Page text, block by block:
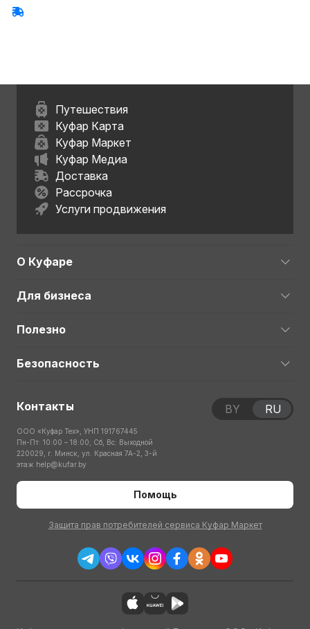
Путешествия
Куфар Карта
Куфар Маркет
Куфар Медиа
Доставка
Рассрочка
Услуги продвижения
О Куфаре
Для бизнеса
Полезно
Безопасность
Контакты
ООО «Куфар Тех», УНП 191767445
Пн-Пт: 10:00 – 18:00; Сб, Вс: Выходной
220029, г. Минск, ул. Красная 7А-2, 3-й
этаж help@kufar.by
Помощь
Защита прав потребителей сервиса Куфар Маркет
BY RU